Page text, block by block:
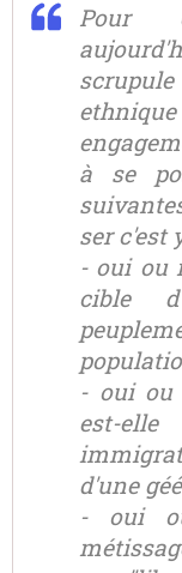
Pour
à se
ser c'est
- oui ou
cible
- oui ou
est-
d'une
- oui